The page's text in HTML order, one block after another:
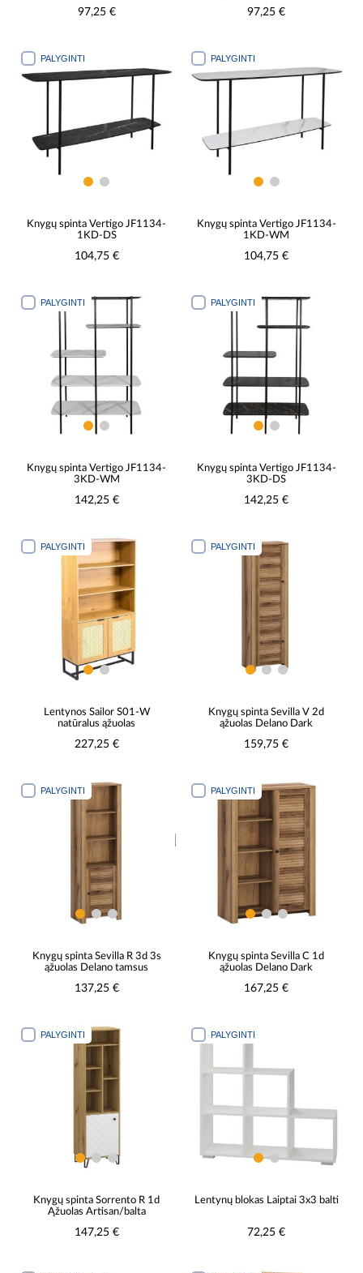
97,25 € 97,25 €
PALYGINTI
Knygų spinta Vertigo JF1134-
1KD-DS
104,75 €
PALYGINTI
Knygų spinta Vertigo JF1134-
1KD-WM
104,75 €
PALYGINTI
Knygų spinta Vertigo JF1134-
3KD-WM
142,25 €
PALYGINTI
Knygų spinta Vertigo JF1134-
3KD-DS
142,25 €
PALYGINTI
Lentynos Sailor S01-W
natūralus ąžuolas
227,25 €
PALYGINTI
Knygų spinta Sevilla V 2d
ąžuolas Delano Dark
159,75 €
PALYGINTI
Knygų spinta Sevilla R 3d 3s
ąžuolas Delano tamsus
137,25 €
PALYGINTI
Knygų spinta Sevilla C 1d
ąžuolas Delano Dark
167,25 €
PALYGINTI
Knygų spinta Sorrento R 1d
Ąžuolas Artisan/balta
147,25 €
PALYGINTI
Lentynų blokas Laiptai 3x3 balti
72,25 €